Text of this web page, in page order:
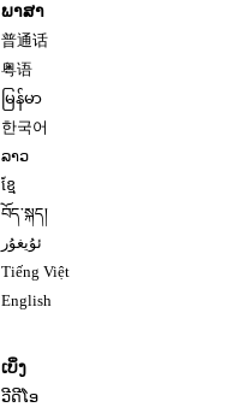
ພາສາ
普通话
粤语
မြန်မာ
한국어
ລາວ
ខ្មែ
བོད་སྐད།
ئۇيغۇر
Tiếng Việt
English
ເບິ່ງ
ວີດີໂອ